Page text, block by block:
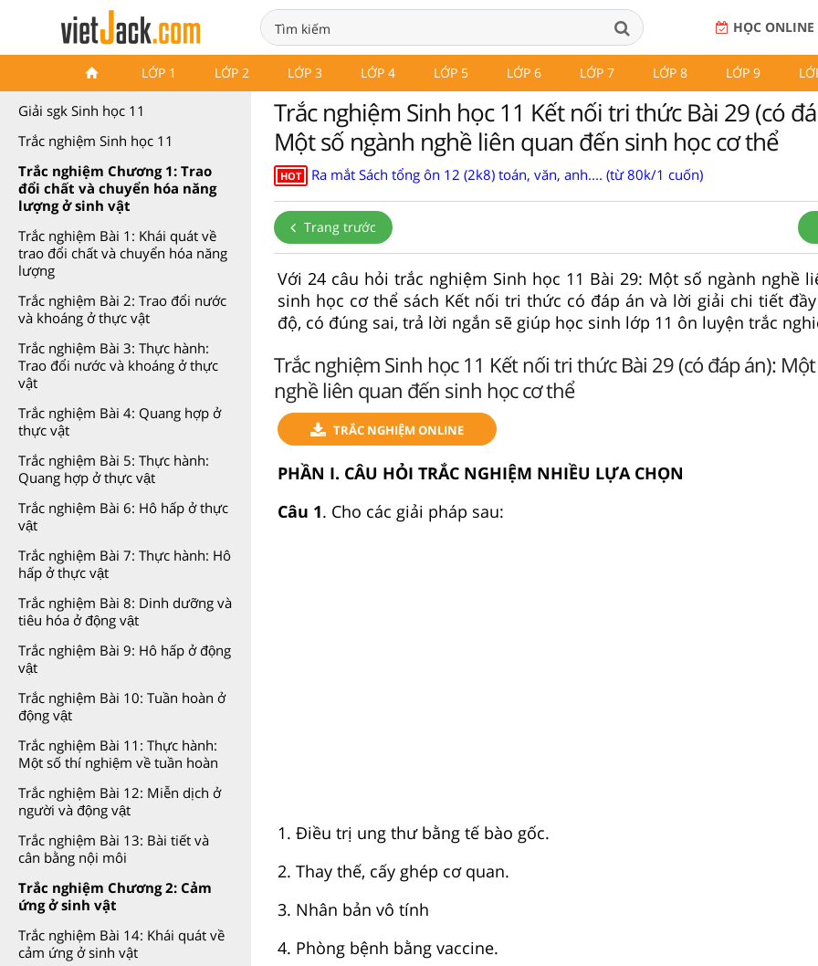
HỌC ONLINE
LỚP 1 LỚP 2 LỚP 3 LỚP 4 LỚP 5 LỚP 6 LỚP 7 LỚP 8 LỚP 9
Trắc nghiệm Sinh 11 Kết nối tri
Giải sgk Sinh học 11
Trắc nghiệm Sinh học 11
Trắc nghiệm Chương 1: Trao
đổi chất và chuyển hóa năng
lượng ở sinh vật
Trắc nghiệm Bài 1: Khái quát về
trao đổi chất và chuyển hóa năng
lượng
Trắc nghiệm Bài 2: Trao đổi nước
và khoáng ở thực vật
Trắc nghiệm Bài 3: Thực hành:
Trao đổi nước và khoáng ở thực
vật
Trắc nghiệm Bài 4: Quang hợp ở
thực vật
Trắc nghiệm Bài 5: Thực hành:
Quang hợp ở thực vật
Trắc nghiệm Bài 6: Hô hấp ở thực
vật
Trắc nghiệm Bài 7: Thực hành: Hô
hấp ở thực vật
Trắc nghiệm Bài 8: Dinh dưỡng và
tiêu hóa ở động vật
Trắc nghiệm Bài 9: Hô hấp ở động
vật
Trắc nghiệm Bài 10: Tuần hoàn ở
động vật
Trắc nghiệm Bài 11: Thực hành:
Một số thí nghiệm về tuần hoàn
Trắc nghiệm Bài 12: Miễn dịch ở
người và động vật
Trắc nghiệm Bài 13: Bài tiết và
cân bằng nội môi
Trắc nghiệm Chương 2: Cảm
ứng ở sinh vật
Trắc nghiệm Bài 14: Khái quát về
cảm ứng ở sinh vật
Trắc nghiệm Sinh học 11 Kết nối tri thức Bài 29 (có
Một số ngành nghề liên quan đến sinh học cơ thể
HOT Ra mắt Sách tổng ôn 12 (2k8) toán, văn, anh.... (từ 80k/1 cuốn)
Trang trước
Với 24 câu hỏi trắc nghiệm Sinh học 11 Bài 29: Một số ngành nghề
sinh học cơ thể sách Kết nối tri thức có đáp án và lời giải chi tiết
độ, có đúng sai, trả lời ngắn sẽ giúp học sinh lớp 11 ôn luyện trắc
Trắc nghiệm Sinh học 11 Kết nối tri thức Bài 29 (có đáp án):
nghề liên quan đến sinh học cơ thể
TRẮC NGHIỆM ONLINE
PHẦN I. CÂU HỎI TRẮC NGHIỆM NHIỀU LỰA CHỌN
Câu 1. Cho các giải pháp sau:
1. Điều trị ung thư bằng tế bào gốc.
2. Thay thế, cấy ghép cơ quan.
3. Nhân bản vô tính
4. Phòng bệnh bằng vaccine.